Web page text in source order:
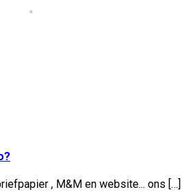
, M&M en website... ons […]